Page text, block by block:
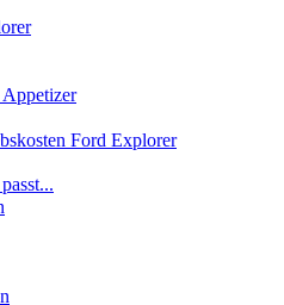
Ford Explorer